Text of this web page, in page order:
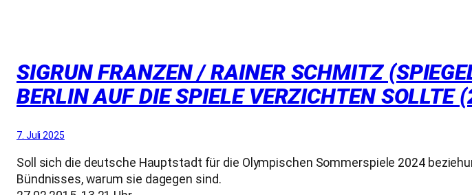
SIGRUN FRANZEN / RAINER SCHMITZ
BERLIN AUF DIE SPIELE VERZICHTEN SOLLTE
7. Juli 2025
Soll sich die deutsche Hauptstadt für die Olympischen Sommerspiele 2024
Bündnisses, warum sie dagegen sind.